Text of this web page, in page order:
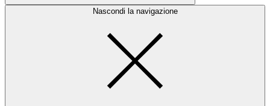
Nascondi la navigazione